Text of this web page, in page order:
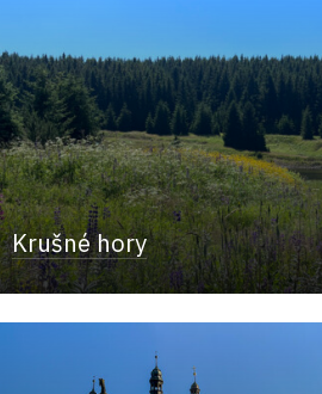
Krušné hory